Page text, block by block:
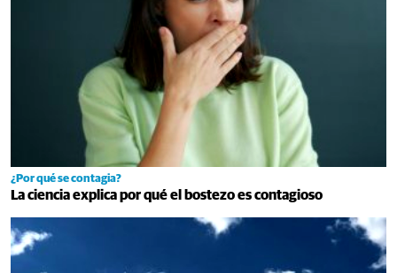
¿Por qué se contagia?
La ciencia explica por qué el bostezo es contagioso